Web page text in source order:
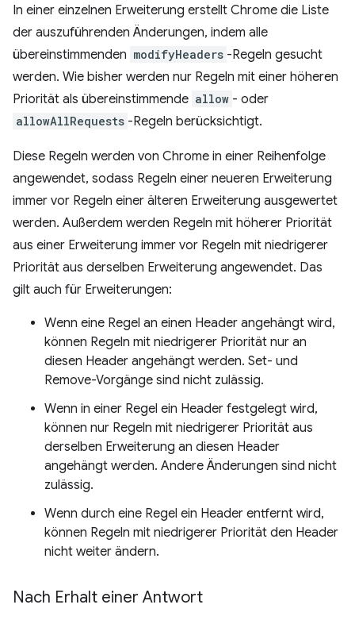
In einer einzelnen Erweiterung erstellt Chrome die Liste
der auszuführenden Änderungen, indem alle
übereinstimmenden modifyHeaders -Regeln gesucht
werden. Wie bisher werden nur Regeln mit einer höheren
Priorität als übereinstimmende allow - oder
allowAllRequests -Regeln berücksichtigt.
Diese Regeln werden von Chrome in einer Reihenfolge
angewendet, sodass Regeln einer neueren Erweiterung
immer vor Regeln einer älteren Erweiterung ausgewertet
werden. Außerdem werden Regeln mit höherer Priorität
aus einer Erweiterung immer vor Regeln mit niedrigerer
Priorität aus derselben Erweiterung angewendet. Das
gilt auch für Erweiterungen:
Wenn eine Regel an einen Header angehängt wird,
können Regeln mit niedrigerer Priorität nur an
diesen Header angehängt werden. Set- und
Remove-Vorgänge sind nicht zulässig.
Wenn in einer Regel ein Header festgelegt wird,
können nur Regeln mit niedrigerer Priorität aus
derselben Erweiterung an diesen Header
angehängt werden. Andere Änderungen sind nicht
zulässig.
Wenn durch eine Regel ein Header entfernt wird,
können Regeln mit niedrigerer Priorität den Header
nicht weiter ändern.
Nach Erhalt einer Antwort